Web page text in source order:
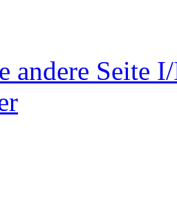
andere Seite